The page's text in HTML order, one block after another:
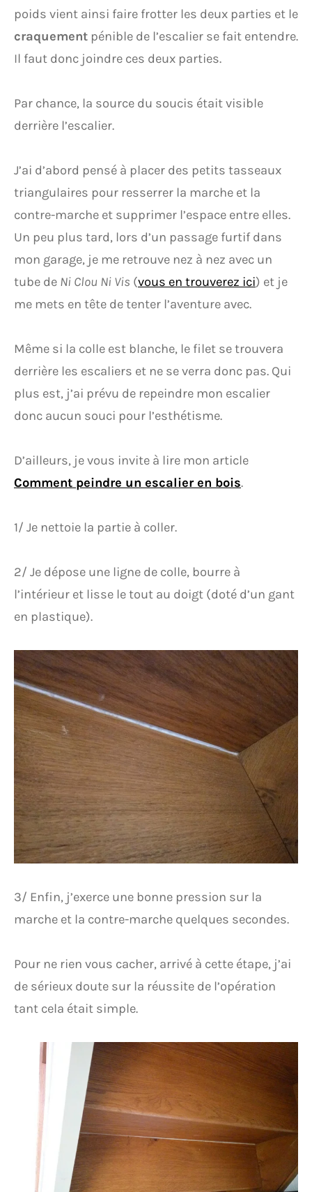
poids vient ainsi faire frotter les deux parties et le
craquement pénible de l’escalier se fait entendre.
Il faut donc joindre ces deux parties.
Par chance, la source du soucis était visible
derrière l’escalier.
J’ai d’abord pensé à placer des petits tasseaux
triangulaires pour resserrer la marche et la
contre-marche et supprimer l’espace entre elles.
Un peu plus tard, lors d’un passage furtif dans
mon garage, je me retrouve nez à nez avec un
tube de Ni Clou Ni Vis (vous en trouverez ici) et je
me mets en tête de tenter l’aventure avec.
Même si la colle est blanche, le filet se trouvera
derrière les escaliers et ne se verra donc pas. Qui
plus est, j’ai prévu de repeindre mon escalier
donc aucun souci pour l’esthétisme.
D’ailleurs, je vous invite à lire mon article
Comment peindre un escalier en bois.
1/ Je nettoie la partie à coller.
2/ Je dépose une ligne de colle, bourre à
l’intérieur et lisse le tout au doigt (doté d’un gant
en plastique).
3/ Enfin, j’exerce une bonne pression sur la
marche et la contre-marche quelques secondes.
Pour ne rien vous cacher, arrivé à cette étape, j’ai
de sérieux doute sur la réussite de l’opération
tant cela était simple.